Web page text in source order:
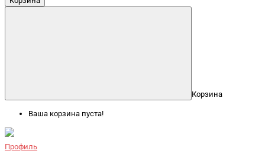
Корзина
Ваша корзина пуста!
Профиль